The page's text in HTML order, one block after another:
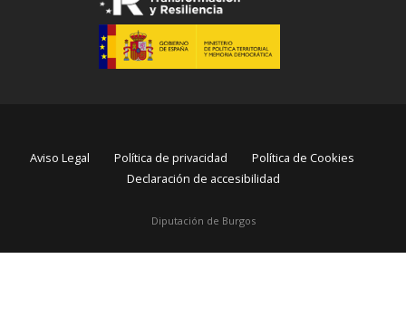
Diputación de Burgos
Aviso Legal Política de privacidad
Política de Cookies
Declaración de accesibilidad